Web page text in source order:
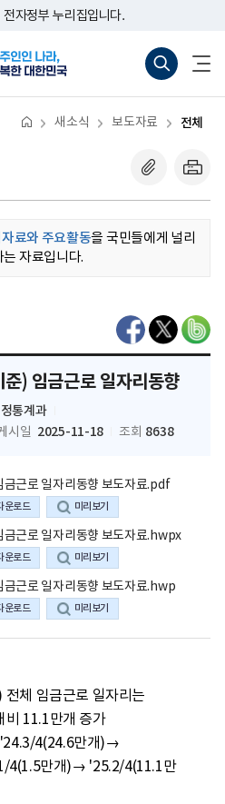
자정부 누리집입니다.
새소식 보도자료 전체
료와 주요활동을 국민들에게 널리
자료입니다.
) 임금근로 일자리동향
통계과
시일 2025-11-18 조회 8638
금근로 일자리동향 보도자료.pdf
운로드 미리보기
금근로 일자리동향 보도자료.hwpx
운로드 미리보기
금근로 일자리동향 보도자료.hwp
운로드 미리보기
체 임금근로 일자리는
비 11.1만개 증가
4(1.5만개)→ '25.2/4(11.1만